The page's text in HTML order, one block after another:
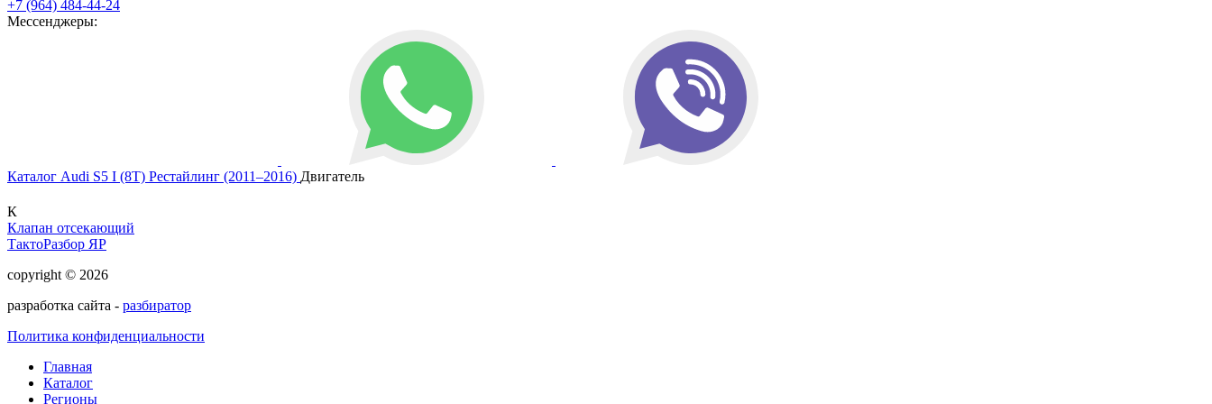
+7 (964) 484-44-24
Мессенджеры:
Каталог Audi S5 I (8T) Рестайлинг (2011–2016) Двигатель
К
Клапан отсекающий
ТактоРазбор ЯР
copyright © 2026
разработка сайта - разбиратор
Политика конфиденциальности
Главная
Каталог
Регионы